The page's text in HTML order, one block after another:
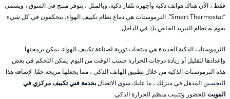
فقط ، الآن هناك هواتف ذكية وأجهزة تلفاز ذكية. وبالمثل ، يتوفر منتج في السوق ، ويسمى
“Smart Thermostat”. الترموستات هي دماغ نظام تكييف الهواء. يتحكمون في كل شيء
يقوم به نظام التبريد الخاص بك في الداخل.
الثرموستات الذكية الجديدة هي منتجات ثورية لصناعة تكييف الهواء. يمكن برمجتها
وإعدادها لتقليل أو زيادة درجات الحرارة حسب الوقت من اليوم. يمكن التحكم في بعض
هذه الترموستات الذكية من خلال تطبيق الهاتف الذكي ، مما يجعلها مريحة حقًا. لإضافة هذا
التحسين المذهل في منزلك ، ما عليك سوى الاتصالبخدمة فني تكييف مركزي في
المويت للحضور وتثبيت منظم الحرارة الذكي.